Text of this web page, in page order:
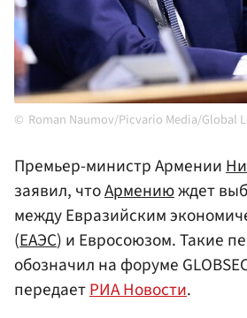
Roman Naumov/Picvario Media/Global
Премьер-министр Армении
заявил, чтоАрмениюждет
между Евразийским
(ЕАЭС) и Евросоюзом. Такие
обозначил на форуме
передаетРИА Новости.